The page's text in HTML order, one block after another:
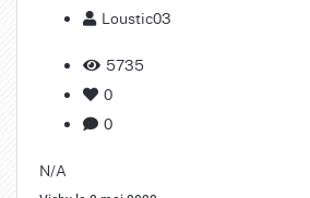
Loustic03
5735
0
0
N/A